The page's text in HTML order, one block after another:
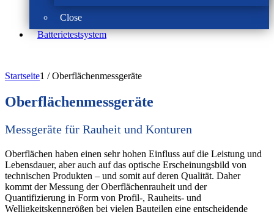
Close
Batterie­test­system
Startseite1 / Oberflächenmessgeräte
Oberflächenmessgeräte
Messgeräte für Rauheit und Konturen
Oberflächen haben einen sehr hohen Einfluss auf die Leistung und
Lebensdauer, aber auch auf das optische Erscheinungsbild von
technischen Produkten – und somit auf deren Qualität. Daher
kommt der Messung der Oberflächenrauheit und der
Quantifizierung in Form von Profil-, Rauheits- und
Welligkeitskenngrößen bei vielen Bauteilen eine entscheidende